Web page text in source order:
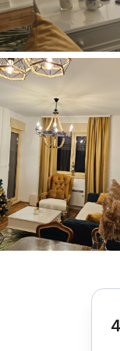
Valjevo
Pirot
Vršac
Leskovac
Senta
Ljubovija
Negotin